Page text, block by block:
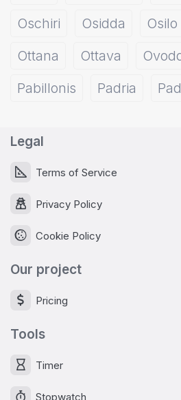
Oschiri
Osidda Osilo
Ottana
Ottava
Pabillonis
Padria
Legal
Terms of Service
Privacy Policy
Cookie Policy
Our project
Pricing
Tools
Timer
Stopwatch